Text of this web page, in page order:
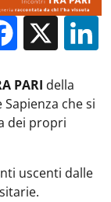
X
PARI della
che si
dei propri
uscenti dalle